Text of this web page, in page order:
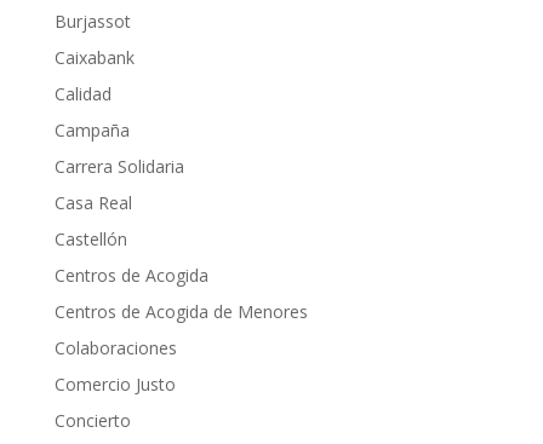
Burjassot
Caixabank
Calidad
Campaña
Carrera Solidaria
Casa Real
Castellón
Centros de Acogida
Centros de Acogida de Menores
Colaboraciones
Comercio Justo
Concierto